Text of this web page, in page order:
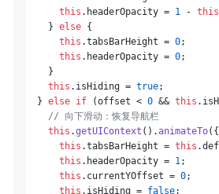
this . headerOpacity = 1 - this
    }
else {
this .tabsBarHeight = 0;
this . headerOpacity = 0;
    }
this . isHiding = true;
  }
else if (offset < 0 && this .
// 向下滑动：恢复导航栏
this .getUIContext ().animateTo({
this .tabsBarHeight = this .
this . headerOpacity = 1 ;
this . currentYOffset = 0;
this . isHiding = false;